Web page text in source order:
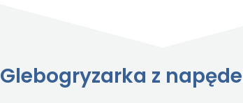
Glebogryzarka z